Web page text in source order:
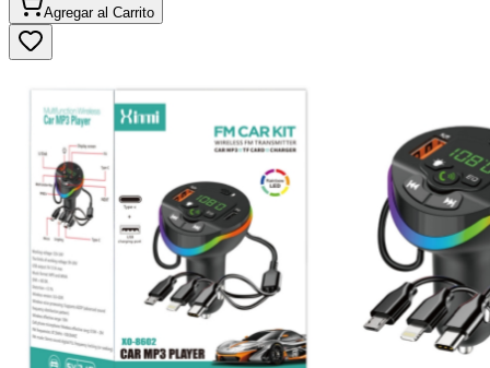
Agregar al Carrito